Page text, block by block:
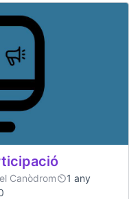
Canòdrom
1 any